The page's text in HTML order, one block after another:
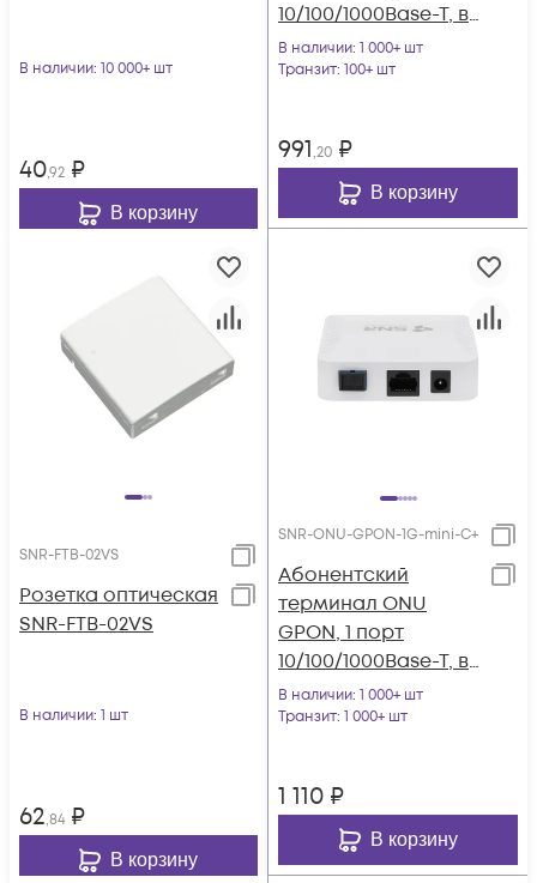
В наличии: 10 000+ шт
40,92 ₽
В корзину
10/100/1000Base-T, в
мини корпусе,
совместим с
В наличии: 1 000+ шт
Транзит: 100+ шт
991,20 ₽
В корзину
SNR-FTB-02VS
Розетка оптическая
SNR-FTB-02VS
В наличии: 1 шт
62,84 ₽
В корзину
SNR-ONU-GPON-1G-mini-C+
Абонентский
терминал ONU
GPON, 1 порт
10/100/1000Base-T, в
мини корпусе.
В наличии: 1 000+ шт
Транзит: 1 000+ шт
1 110 ₽
В корзину